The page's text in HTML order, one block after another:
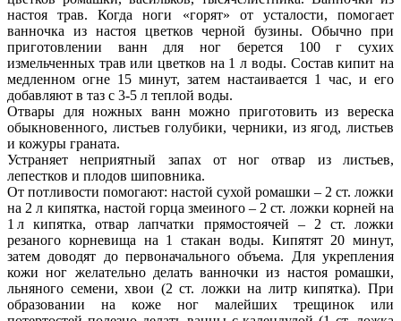
настоя трав. Когда ноги «горят» от усталости, помогает
ванночка из настоя цветков черной бузины. Обычно при
приготовлении ванн для ног берется 100 г сухих
измельченных трав или цветков на 1 л воды. Состав кипит на
медленном огне 15 минут, затем настаивается 1 час, и его
добавляют в таз с 3-5 л теплой воды.
Отвары для ножных ванн можно приготовить из вереска
обыкновенного, листьев голубики, черники, из ягод, листьев
и кожуры граната.
Устраняет неприятный запах от ног отвар из листьев,
лепестков и плодов шиповника.
От потливости помогают: настой сухой ромашки – 2 ст. ложки
на 2 л кипятка, настой горца змеиного – 2 ст. ложки корней на
1 л кипятка, отвар лапчатки прямостоячей – 2 ст. ложки
резаного корневища на 1 стакан воды. Кипятят 20 минут,
затем доводят до первоначального объема. Для укрепления
кожи ног желательно делать ванночки из настоя ромашки,
льняного семени, хвои (2 ст. ложки на литр кипятка). При
образовании на коже ног малейших трещинок или